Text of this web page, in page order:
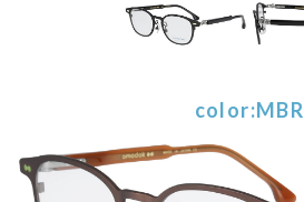
color:MBR